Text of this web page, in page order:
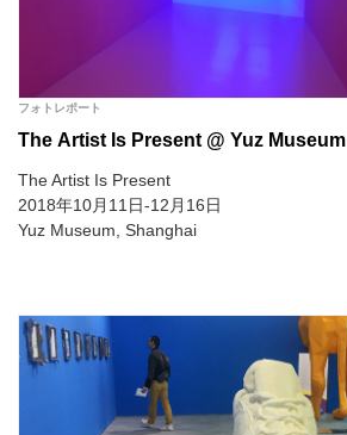
フォトレポート
The Artist Is Present @ Yuz Museum
The Artist Is Present
2018年10月11日-12月16日
Yuz Museum, Shanghai